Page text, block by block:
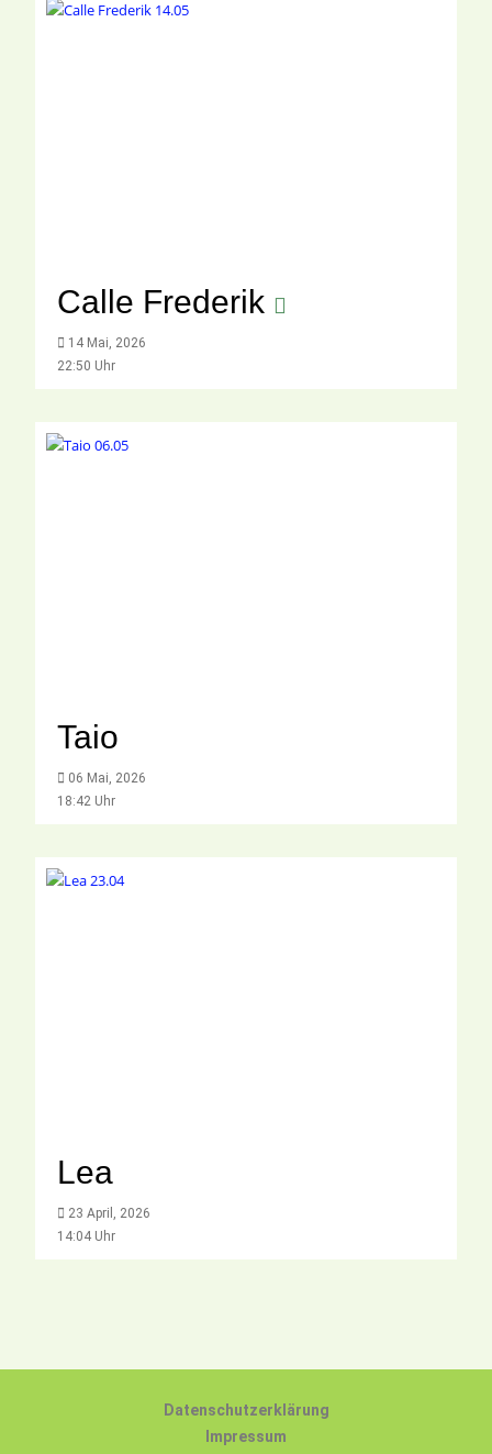
Calle Frederik
14 Mai, 2026
22:50 Uhr
Taio
06 Mai, 2026
18:42 Uhr
Lea
23 April, 2026
14:04 Uhr
Datenschutzerklärung
Impressum